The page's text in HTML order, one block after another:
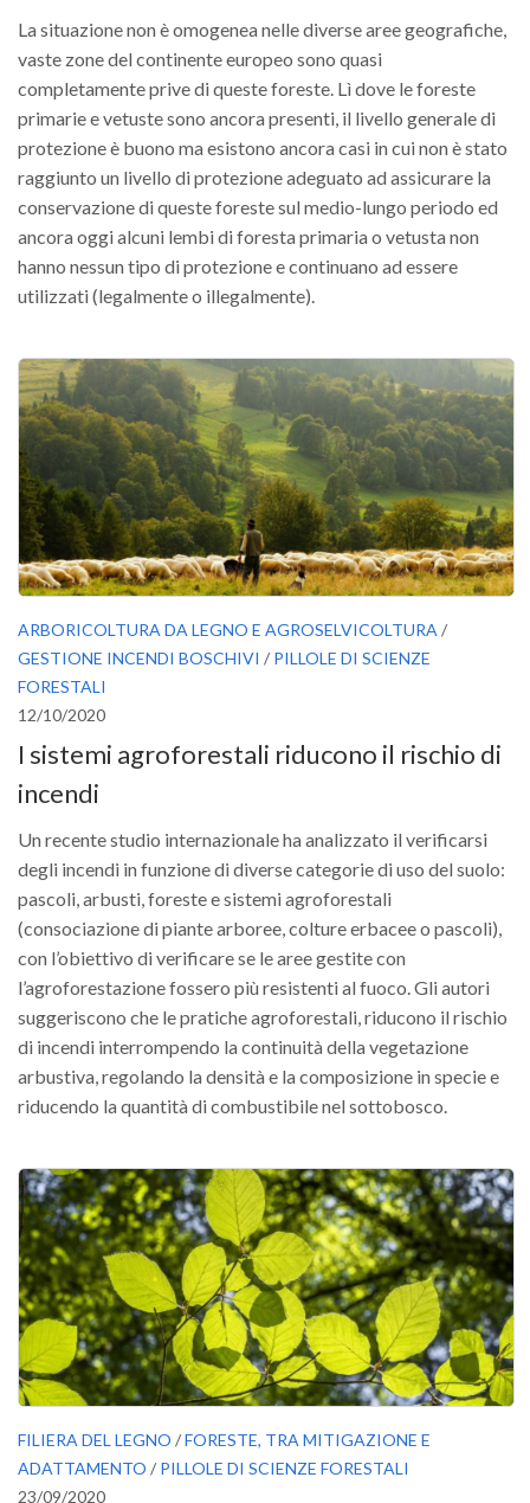
La situazione non è omogenea nelle diverse aree geografiche,
vaste zone del continente europeo sono quasi
completamente prive di queste foreste. Lì dove le foreste
primarie e vetuste sono ancora presenti, il livello generale di
protezione è buono ma esistono ancora casi in cui non è stato
raggiunto un livello di protezione adeguato ad assicurare la
conservazione di queste foreste sul medio-lungo periodo ed
ancora oggi alcuni lembi di foresta primaria o vetusta non
hanno nessun tipo di protezione e continuano ad essere
utilizzati (legalmente o illegalmente).
ARBORICOLTURA DA LEGNO E AGROSELVICOLTURA /
GESTIONE INCENDI BOSCHIVI / PILLOLE DI SCIENZE
FORESTALI
12/10/2020
I sistemi agroforestali riducono il rischio di
incendi
Un recente studio internazionale ha analizzato il verificarsi
degli incendi in funzione di diverse categorie di uso del suolo:
pascoli, arbusti, foreste e sistemi agroforestali
(consociazione di piante arboree, colture erbacee o pascoli),
con l’obiettivo di verificare se le aree gestite con
l’agroforestazione fossero più resistenti al fuoco. Gli autori
suggeriscono che le pratiche agroforestali, riducono il rischio
di incendi interrompendo la continuità della vegetazione
arbustiva, regolando la densità e la composizione in specie e
riducendo la quantità di combustibile nel sottobosco.
FILIERA DEL LEGNO /FORESTE, TRA MITIGAZIONE E
ADATTAMENTO / PILLOLE DI SCIENZE FORESTALI
23/09/2020